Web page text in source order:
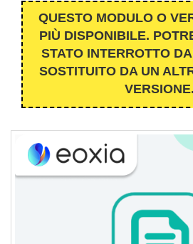
QUESTO MODULO O
PIÙ DISPONIBILE.
STATO INTERROTTO
SOSTITUITO DA UN
VERSIONE.